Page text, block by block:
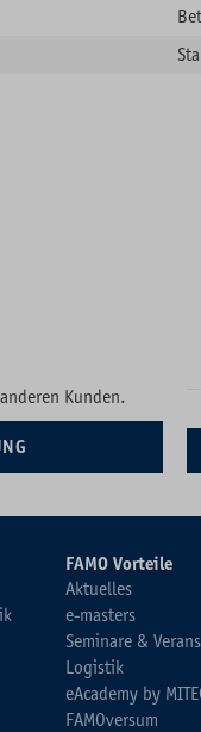
Kunden.
FAMO Vorteile
Aktuelles
e-masters
Seminare &
Logistik
eAcademy by
FAMOversum